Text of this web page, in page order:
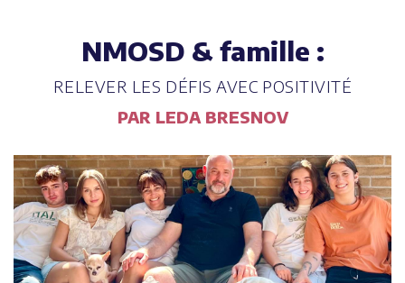
NMOSD & famille :
RELEVER LES DÉFIS AVEC POSITIVITÉ
PAR LEDA BRESNOV